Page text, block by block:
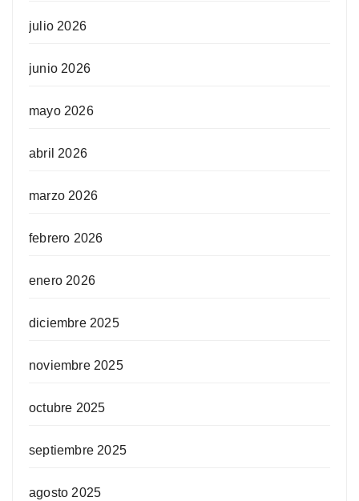
julio 2026
junio 2026
mayo 2026
abril 2026
marzo 2026
febrero 2026
enero 2026
diciembre 2025
noviembre 2025
octubre 2025
septiembre 2025
agosto 2025